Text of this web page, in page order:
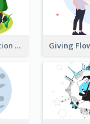
Wildlife Illustration